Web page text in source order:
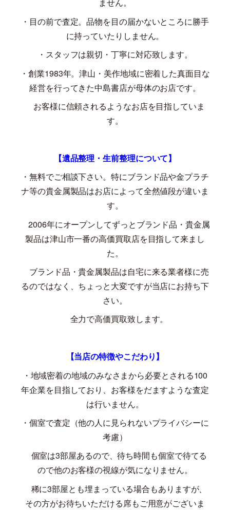
ません。
・目の前で査定。品物を目の届かないところに勝手
に持っていたりしません。
・スタッフは親切・丁寧に対応致します。
・創業1983年。津山・美作地域に密着した真面目な
経営を行ってきた中島書店が母体のお店です。
お客様に信頼されるようなお店を目指していま
す。
【遺品整理・生前整理について】
・無料でご相談下さい。特にブランド品や金プラチ
ナ等の貴金属製品はお店によって全然値段が違いま
す。
2006年にオープンしてずっとブランド品・貴金属
製品は津山市一番の高価買取店を目指して来まし
た。
ブランド品・貴金属製品は自宅に来る業者様に売
るのではなく、ちょっと大変ですが当店にお持ち下
さい。
全力で高価買取致します。
【当店の特徴やこだわり】
・地域密着の地域のみなさまから必要とされる100
年企業を目指しており、お客様をだますような査定
は行いません。
・個室で査定（他の人に見られないプライバシーに
考慮）
個室は3部屋あるので、待ち時間も個室で待てる
ので他のお客様の視線が気になりません。
稀に3部屋とも埋まっている場合もありますが、
その方がお待ちいただける席もご用意がございま